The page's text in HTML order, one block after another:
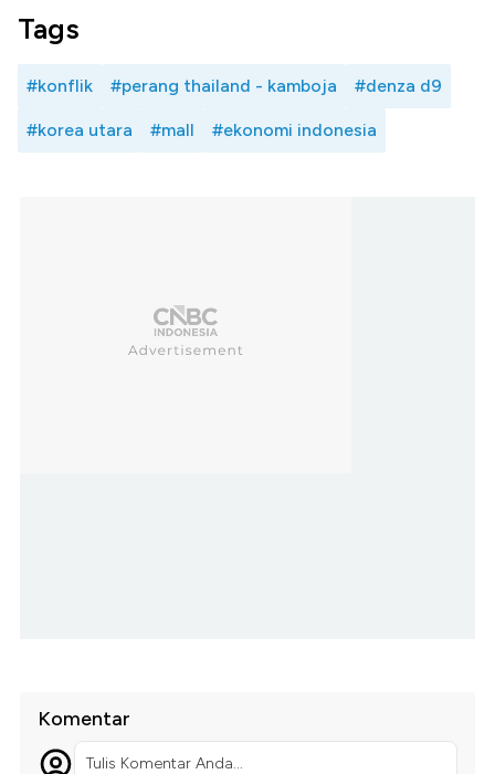
Tags
#konflik #perang thailand - kamboja #denza d9
#korea utara #mall #ekonomi indonesia
Komentar
Tulis Komentar Anda...